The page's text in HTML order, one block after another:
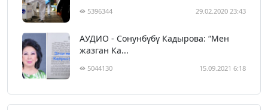
5396344 29.02.2020 23:43
АУДИО - Сонунбүбү Кадырова: “Мен
жазган Ка...
5044130 15.09.2021 6:18